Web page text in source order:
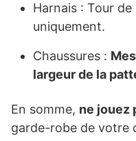
Harnais : Tour
uniquement.
Chaussures :
largeur de la
En somme, ne jouez
garde-robe de votre